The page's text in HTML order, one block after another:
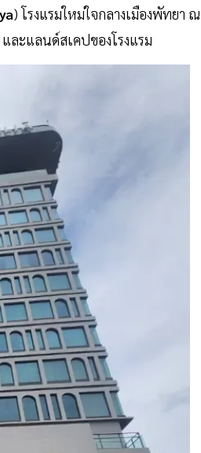
) โรงแรมใหม่ใจกลางเมืองพัทยา ณ
ละแลนด์สเคปของโรงแรม